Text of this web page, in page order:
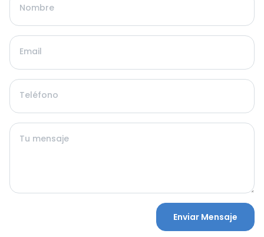
Nombre
Email
Teléfono
Tu mensaje
Enviar Mensaje